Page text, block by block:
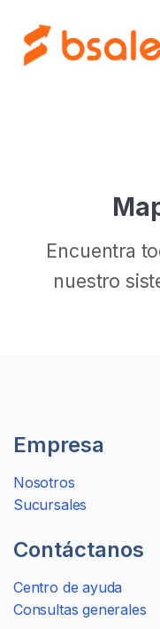
Encuentra
nuestro
Empresa
Nosotros
Sucursales
Contáctanos
Centro de ayuda
Consultas generales